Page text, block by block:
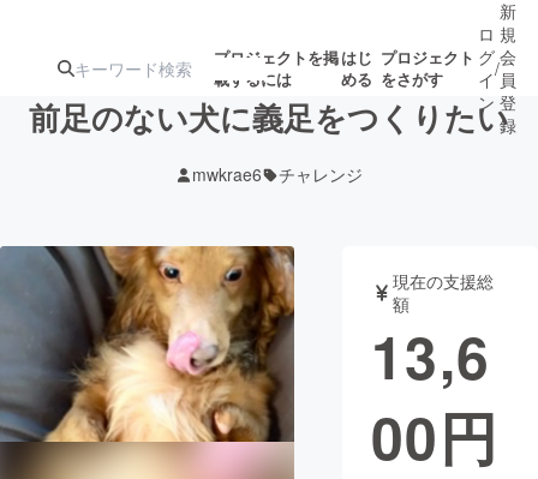
プロジェクトを掲
載するには
はじ
める
プロジェクト
をさがす
アート・写真
テクノロジー・ガジェット ゲーム・サ
映像・映画
ロ
グ
イ
ン
/
新
規
会
員
登
録
前足のない犬に義足をつくりたい
mwkrae6 チャレンジ
現在の支援総
額
13,6
00円